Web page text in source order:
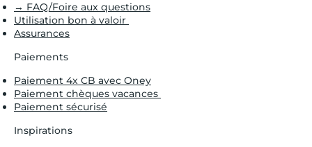
→ FAQ/Foire aux questions
Utilisation bon à valoir
Assurances
Paiements
Paiement 4x CB avec Oney
Paiement chèques vacances
Paiement sécurisé
Inspirations